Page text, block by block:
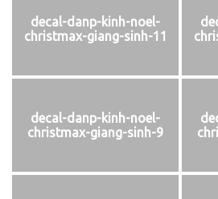
decal-danp-kinh-noel-
christmax-giang-sinh-11
decal-danp-kinh-noel-
christmax-giang-sinh-9